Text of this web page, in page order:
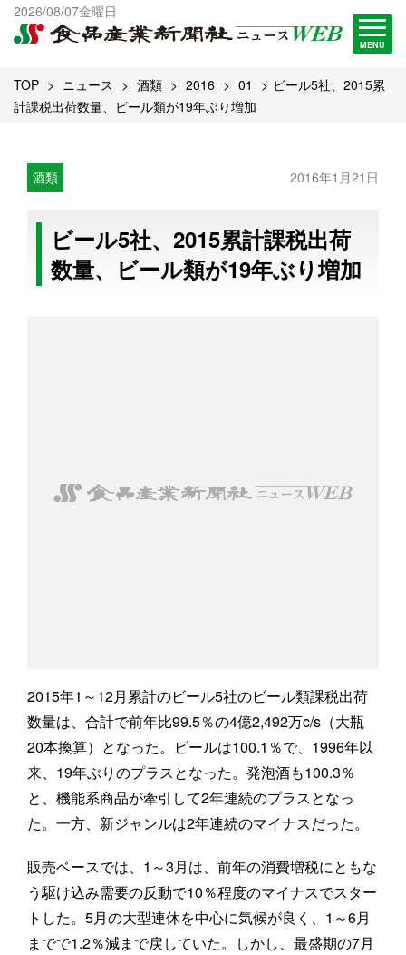
2026/08/07金曜日
MENU
出版物一覧へ
試読・購読申し込み
TOP ニュース 酒類 2016 01
ビール5社、2015累
計課税出荷数量、ビール類が19年ぶり増加
酒類 2016年1月21日
ビール5社、2015累計課税出荷
数量、ビール類が19年ぶり増加
2015年1～12月累計のビール5社のビール類課税出荷
数量は、合計で前年比99.5％の4億2,492万c/s（大瓶
20本換算）となった。ビールは100.1％で、1996年以
来、19年ぶりのプラスとなった。発泡酒も100.3％
と、機能系商品が牽引して2年連続のプラスとなっ
た。一方、新ジャンルは2年連続のマイナスだった。
販売ベースでは、1～3月は、前年の消費増税にともな
う駆け込み需要の反動で10％程度のマイナスでスター
トした。5月の大型連休を中心に気候が良く、1～6月
までで1.2％減まで戻していた。しかし、最盛期の7月